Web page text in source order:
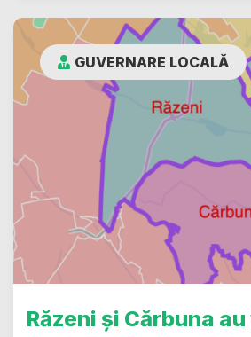
GUVERNARE LOCALĂ
Răzeni și Cărbuna